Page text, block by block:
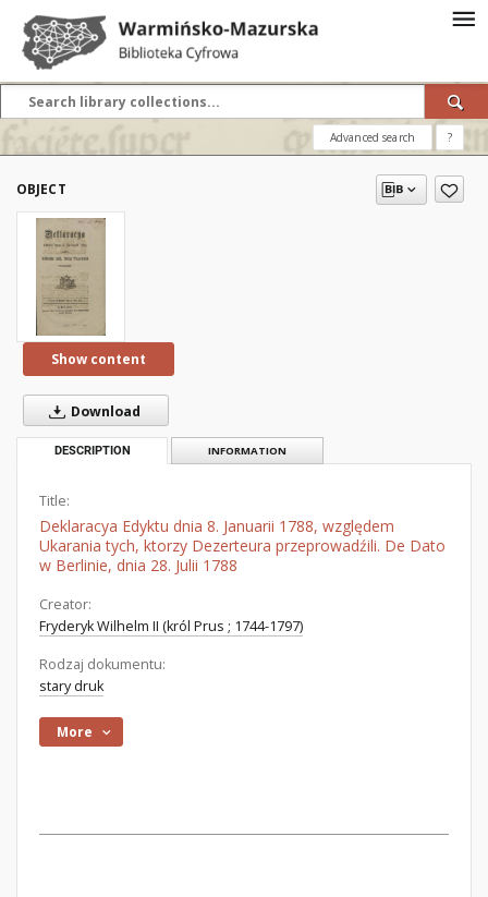
Advanced search ?
OBJECT
Show content
Download
DESCRIPTION INFORMATION
Title:
Deklaracya Edyktu dnia 8. Januarii 1788, względem
Ukarania tych, ktorzy Dezerteura przeprowadźili. De Dato
w Berlinie, dnia 28. Julii 1788
Creator:
Fryderyk Wilhelm II (król Prus ; 1744-1797)
Rodzaj dokumentu:
stary druk
More